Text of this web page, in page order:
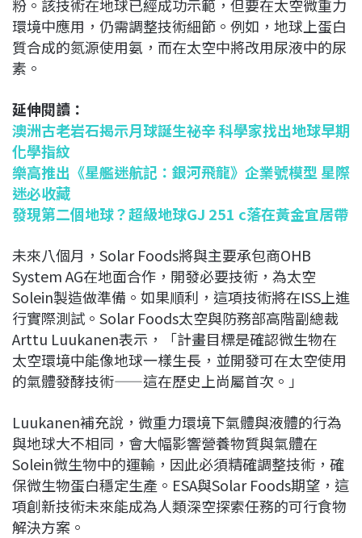
粉。該技術在地球已經成功示範，但要在太空微重力
環境中應用，仍需調整技術細節。例如，地球上蛋白
質合成的氮源使用氨，而在太空中將改用尿液中的尿
素。
延伸閱讀：
澳洲古老岩石揭示月球誕生祕辛 科學家找出地球早期
化學指紋
樂高推出《星艦迷航記：銀河飛龍》企業號模型 星際
迷必收藏
發現第二個地球？超級地球GJ 251 c落在黃金宜居帶
未來八個月，Solar Foods將與主要承包商OHB
System AG在地面合作，開發必要技術，為太空
Solein製造做準備。如果順利，這項技術將在ISS上進
行實際測試。Solar Foods太空與防務部高階副總裁
Arttu Luukanen表示，「計畫目標是確認微生物在
太空環境中能像地球一樣生長，並開發可在太空使用
的氣體發酵技術——這在歷史上尚屬首次。」
Luukanen補充說，微重力環境下氣體與液體的行為
與地球大不相同，會大幅影響營養物質與氣體在
Solein微生物中的運輸，因此必須精確調整技術，確
保微生物蛋白穩定生產。ESA與Solar Foods期望，這
項創新技術未來能成為人類深空探索任務的可行食物
解決方案。